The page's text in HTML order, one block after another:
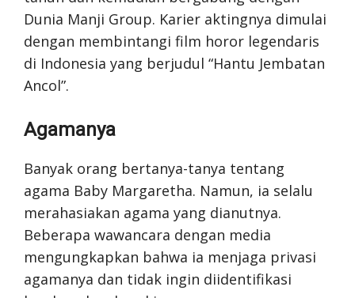
Dunia Manji Group. Karier aktingnya dimulai
dengan membintangi film horor legendaris
di Indonesia yang berjudul “Hantu Jembatan
Ancol”.
Agamanya
Banyak orang bertanya-tanya tentang
agama Baby Margaretha. Namun, ia selalu
merahasiakan agama yang dianutnya.
Beberapa wawancara dengan media
mengungkapkan bahwa ia menjaga privasi
agamanya dan tidak ingin diidentifikasi